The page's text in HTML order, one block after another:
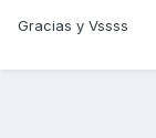
Gracias y Vssss